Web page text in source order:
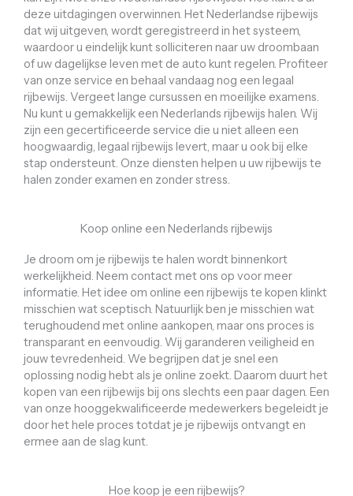
deze uitdagingen overwinnen. Het Nederlandse rijbewijs
dat wij uitgeven, wordt geregistreerd in het systeem,
waardoor u eindelijk kunt solliciteren naar uw droombaan
of uw dagelijkse leven met de auto kunt regelen. Profiteer
van onze service en behaal vandaag nog een legaal
rijbewijs. Vergeet lange cursussen en moeilijke examens.
Nu kunt u gemakkelijk een Nederlands rijbewijs halen. Wij
zijn een gecertificeerde service die u niet alleen een
hoogwaardig, legaal rijbewijs levert, maar u ook bij elke
stap ondersteunt. Onze diensten helpen u uw rijbewijs te
halen zonder examen en zonder stress.
Koop online een Nederlands rijbewijs
Je droom om je rijbewijs te halen wordt binnenkort
werkelijkheid. Neem contact met ons op voor meer
informatie. Het idee om online een rijbewijs te kopen klinkt
misschien wat sceptisch. Natuurlijk ben je misschien wat
terughoudend met online aankopen, maar ons proces is
transparant en eenvoudig. Wij garanderen veiligheid en
jouw tevredenheid. We begrijpen dat je snel een
oplossing nodig hebt als je online zoekt. Daarom duurt het
kopen van een rijbewijs bij ons slechts een paar dagen. Een
van onze hooggekwalificeerde medewerkers begeleidt je
door het hele proces totdat je je rijbewijs ontvangt en
ermee aan de slag kunt.
Hoe koop je een rijbewijs?